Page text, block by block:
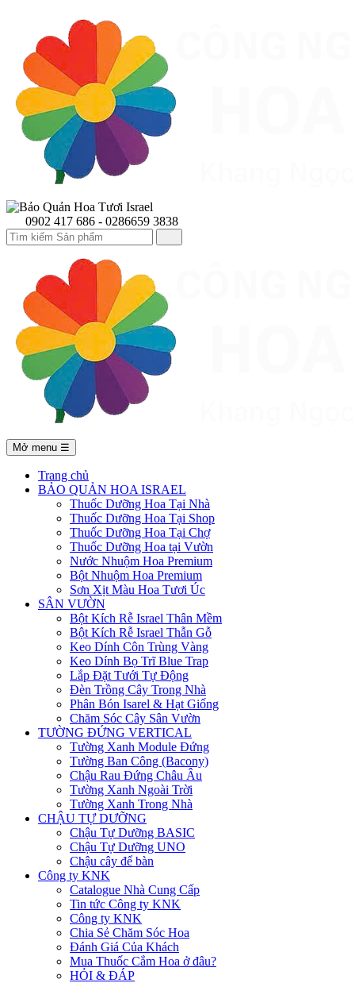
0902 417 686 - 0286659 3838
Mở menu ☰
Trang chủ
BẢO QUẢN HOA ISRAEL
Thuốc Dưỡng Hoa Tại Nhà
Thuốc Dưỡng Hoa Tại Shop
Thuốc Dưỡng Hoa Tại Chợ
Thuốc Dưỡng Hoa tại Vườn
Nước Nhuộm Hoa Premium
Bột Nhuộm Hoa Premium
Sơn Xịt Màu Hoa Tươi Úc
SÂN VƯỜN
Bột Kích Rễ Israel Thân Mềm
Bột Kích Rễ Israel Thẫn Gỗ
Keo Dính Côn Trùng Vàng
Keo Dính Bọ Trĩ Blue Trap
Lắp Đặt Tưới Tự Động
Đèn Trồng Cây Trong Nhà
Phân Bón Isarel & Hạt Giống
Chăm Sóc Cây Sân Vườn
TƯỜNG ĐỨNG VERTICAL
Tường Xanh Module Đứng
Tường Ban Công (Bacony)
Chậu Rau Đứng Châu Âu
Tường Xanh Ngoài Trời
Tường Xanh Trong Nhà
CHẬU TỰ DƯỠNG
Chậu Tự Dưỡng BASIC
Chậu Tự Dưỡng UNO
Chậu cây để bàn
Công ty KNK
Catalogue Nhà Cung Cấp
Tin tức Công ty KNK
Công ty KNK
Chia Sẻ Chăm Sóc Hoa
Đánh Giá Của Khách
Mua Thuốc Cắm Hoa ở đâu?
HỎI & ĐÁP